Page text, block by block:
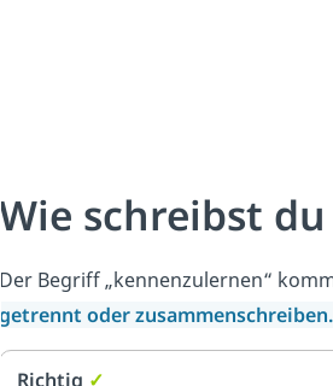
Wie schreibst
Der Begriff „kennenzulernen“
getrennt oder zusammenschreiben.
Richtig ✓